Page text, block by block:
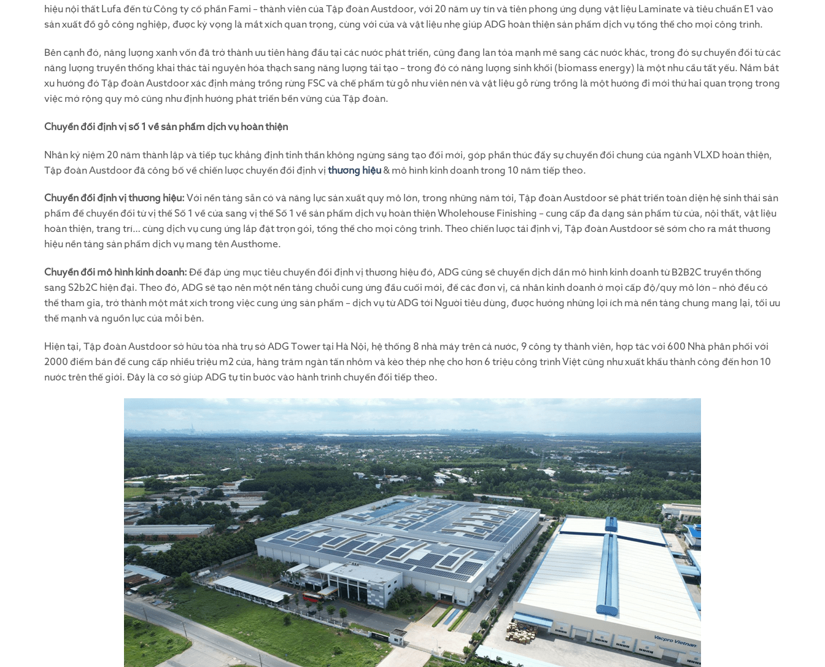
hiệu nội thất Lufa đến từ Công ty cổ phần Fami – thành viên của Tập đoàn Austdoor, với 20 năm uy tín và tiên phong ứng dụng vật liệu Laminate và tiêu chuẩn E1 vào
sản xuất đồ gỗ công nghiệp, được kỳ vọng là mắt xích quan trọng, cùng với cửa và vật liệu nhẹ giúp ADG hoàn thiện sản phẩm dịch vụ tổng thể cho mọi công trình.
Bên cạnh đó, năng lượng xanh vốn đã trở thành ưu tiên hàng đầu tại các nước phát triển, cũng đang lan tỏa mạnh mẽ sang các nước khác, trong đó sự chuyển đổi từ các
năng lượng truyền thống khai thác tài nguyên hóa thạch sang năng lượng tái tạo – trong đó có năng lượng sinh khối (biomass energy) là một nhu cầu tất yếu. Nắm bắt
xu hướng đó Tập đoàn Austdoor xác định mảng trồng rừng FSC và chế phẩm từ gỗ như viên nén và vật liệu gỗ rừng trồng là một hướng đi mới thứ hai quan trọng trong
việc mở rộng quy mô cũng như định hướng phát triển bền vững của Tập đoàn.
Chuyển đổi định vị số 1 về sản phẩm dịch vụ hoàn thiện
Nhân kỷ niệm 20 năm thành lập và tiếp tục khẳng định tinh thần không ngừng sáng tạo đổi mới, góp phần thúc đẩy sự chuyển đổi chung của ngành VLXD hoàn thiện,
Tập đoàn Austdoor đã công bố về chiến lược chuyển đổi định vị thương hiệu & mô hình kinh doanh trong 10 năm tiếp theo.
Chuyển đổi định vị thương hiệu: Với nền tảng sẵn có và năng lực sản xuất quy mô lớn, trong những năm tới, Tập đoàn Austdoor sẽ phát triển toàn diện hệ sinh thái sản
phẩm để chuyển đổi từ vị thế Số 1 về cửa sang vị thế Số 1 về sản phẩm dịch vụ hoàn thiện Wholehouse Finishing – cung cấp đa dạng sản phẩm từ cửa, nội thất, vật liệu
hoàn thiện, trang trí… cùng dịch vụ cung ứng lắp đặt trọn gói, tổng thể cho mọi công trình. Theo chiến lược tái định vị, Tập đoàn Austdoor sẽ sớm cho ra mắt thương
hiệu nền tảng sản phẩm dịch vụ mang tên Austhome.
Chuyển đổi mô hình kinh doanh: Để đáp ứng mục tiêu chuyển đổi định vị thương hiệu đó, ADG cũng sẽ chuyển dịch dần mô hình kinh doanh từ B2B2C truyền thống
sang S2b2C hiện đại. Theo đó, ADG sẽ tạo nên một nền tảng chuỗi cung ứng đầu cuối mới, để các đơn vị, cá nhân kinh doanh ở mọi cấp độ/quy mô lớn – nhỏ đều có
thể tham gia, trở thành một mắt xích trong việc cung ứng sản phẩm – dịch vụ từ ADG tới Người tiêu dùng, được hưởng những lợi ích mà nền tảng chung mang lại, tối ưu
thế mạnh và nguồn lực của mỗi bên.
Hiện tại, Tập đoàn Austdoor sở hữu tòa nhà trụ sở ADG Tower tại Hà Nội, hệ thống 8 nhà máy trên cả nước, 9 công ty thành viên, hợp tác với 600 Nhà phân phối với
2000 điểm bán để cung cấp nhiều triệu m2 cửa, hàng trăm ngàn tấn nhôm và kèo thép nhẹ cho hơn 6 triệu công trình Việt cũng như xuất khẩu thành công đến hơn 10
nước trên thế giới. Đây là cơ sở giúp ADG tự tin bước vào hành trình chuyển đổi tiếp theo.